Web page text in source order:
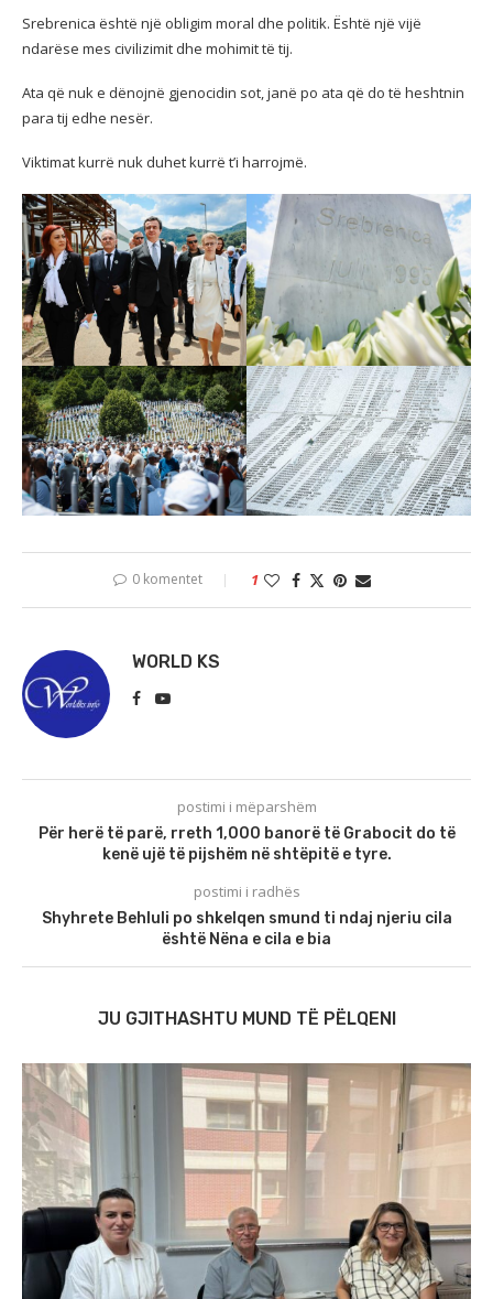
Srebrenica është një obligim moral dhe politik. Është një vijë
ndarëse mes civilizimit dhe mohimit të tij.
Ata që nuk e dënojnë gjenocidin sot, janë po ata që do të heshtnin
para tij edhe nesër.
Viktimat kurrë nuk duhet kurrë t’i harrojmë.
0 komentet 1
WORLD KS
postimi i mëparshëm
Për herë të parë, rreth 1,000 banorë të Grabocit do të
kenë ujë të pijshëm në shtëpitë e tyre.
postimi i radhës
Shyhrete Behluli po shkelqen smund ti ndaj njeriu cila
është Nëna e cila e bia
JU GJITHASHTU MUND TË PËLQENI